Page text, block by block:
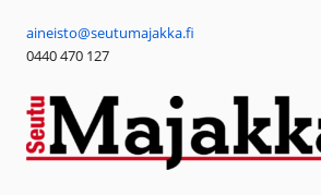
aineisto@seutumajakka.fi
0440 470 127